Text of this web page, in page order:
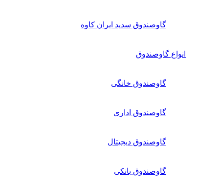
گاوصندوق سدید ایران کاوه
انواع گاوصندوق
گاوصندوق خانگی
گاوصندوق اداری
گاوصندوق دیجیتال
گاوصندوق بانکی